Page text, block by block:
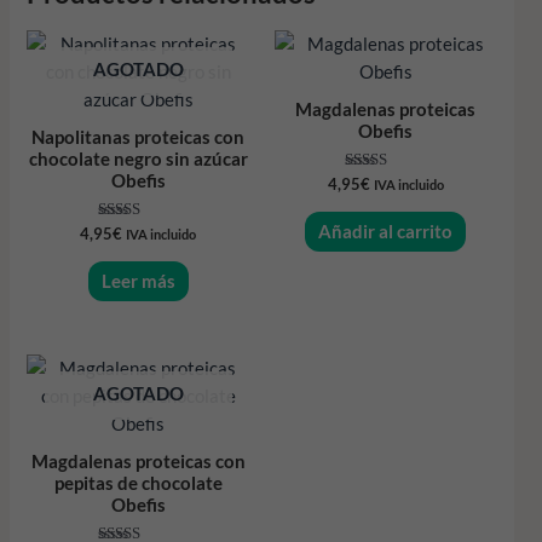
AGOTADO
Napolitanas proteicas con
chocolate negro sin azúcar
Obefis
Valorado
5.00
de 5
4,95€ IVA incluido
Leer más
Magdalenas proteicas
Obefis
Valorado
5.00
de 5
4,95€ IVA incluido
Añadir al carrito
AGOTADO
Magdalenas proteicas con
pepitas de chocolate
Obefis